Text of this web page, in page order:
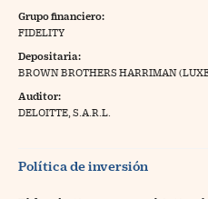
a Cinco Días
Grupo financiero:
FIDELITY
Depositaria:
BROWN BROTHERS HARRIMAN
Auditor:
DELOITTE, S.A.R.L.
Política de inversión